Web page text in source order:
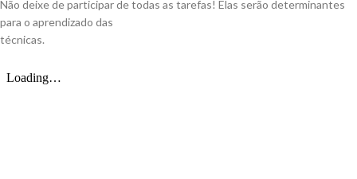
Não deixe de participar de todas as tarefas! Elas serão determinantes
para o aprendizado das
técnicas.